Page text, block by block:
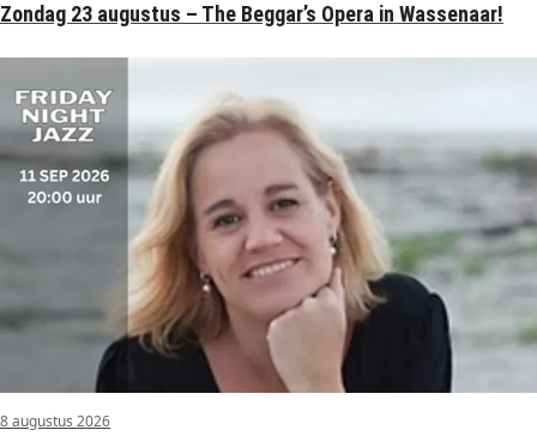
Zondag 23 augustus – The Beggar’s Opera in Wassenaar!
8 augustus 2026